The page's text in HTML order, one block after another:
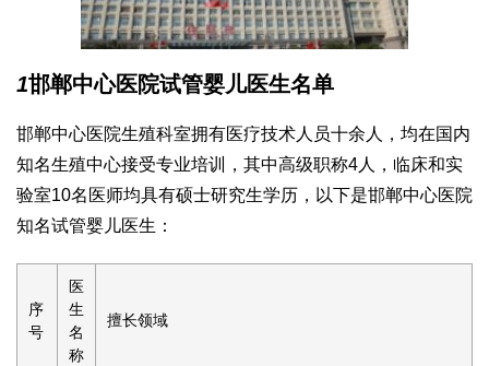
1邯郸中心医院试管婴儿医生名单
邯郸中心医院生殖科室拥有医疗技术人员十余人，均在国内
知名生殖中心接受专业培训，其中高级职称4人，临床和实
验室10名医师均具有硕士研究生学历，以下是邯郸中心医院
知名试管婴儿医生：
序
号
医
生
名
称
擅长领域